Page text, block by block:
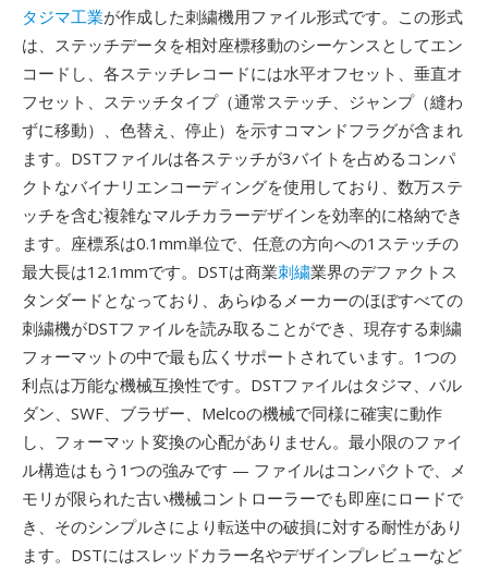
タジマ工業が作成した刺繍機用ファイル形式です。この形式
は、ステッチデータを相対座標移動のシーケンスとしてエン
コードし、各ステッチレコードには水平オフセット、垂直オ
フセット、ステッチタイプ（通常ステッチ、ジャンプ（縫わ
ずに移動）、色替え、停止）を示すコマンドフラグが含まれ
ます。DSTファイルは各ステッチが3バイトを占めるコンパ
クトなバイナリエンコーディングを使用しており、数万ステ
ッチを含む複雑なマルチカラーデザインを効率的に格納でき
ます。座標系は0.1mm単位で、任意の方向への1ステッチの
最大長は12.1mmです。DSTは商業刺繍業界のデファクトス
タンダードとなっており、あらゆるメーカーのほぼすべての
刺繍機がDSTファイルを読み取ることができ、現存する刺繍
フォーマットの中で最も広くサポートされています。1つの
利点は万能な機械互換性です。DSTファイルはタジマ、バル
ダン、SWF、ブラザー、Melcoの機械で同様に確実に動作
し、フォーマット変換の心配がありません。最小限のファイ
ル構造はもう1つの強みです — ファイルはコンパクトで、メ
モリが限られた古い機械コントローラーでも即座にロードで
き、そのシンプルさにより転送中の破損に対する耐性があり
ます。DSTにはスレッドカラー名やデザインプレビューなど